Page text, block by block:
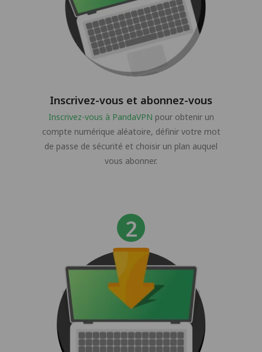
Inscrivez-vous et abonnez-vous
Inscrivez-vous à PandaVPN pour obtenir un
compte numérique aléatoire, définir votre mot
de passe de sécurité et choisir un plan auquel
vous abonner.